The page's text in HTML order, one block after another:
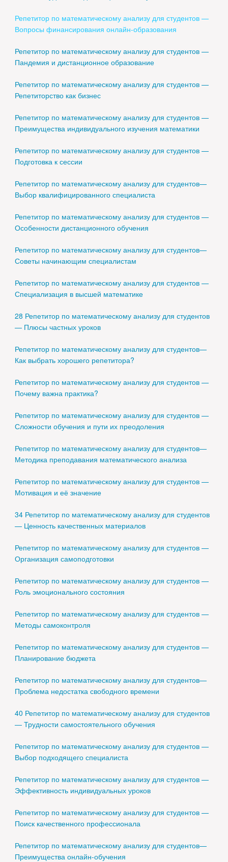
Репетитор по математическому анализу для студентов —
Вопросы финансирования онлайн-образования
Репетитор по математическому анализу для студентов —
Пандемия и дистанционное образование
Репетитор по математическому анализу для студентов —
Репетиторство как бизнес
Репетитор по математическому анализу для студентов —
Преимущества индивидуального изучения математики
Репетитор по математическому анализу для студентов —
Подготовка к сессии
Репетитор по математическому анализу для студентов—
Выбор квалифицированного специалиста
Репетитор по математическому анализу для студентов —
Особенности дистанционного обучения
Репетитор по математическому анализу для студентов—
Советы начинающим специалистам
Репетитор по математическому анализу для студентов —
Специализация в высшей математике
28 Репетитор по математическому анализу для студентов
— Плюсы частных уроков
Репетитор по математическому анализу для студентов—
Как выбрать хорошего репетитора?
Репетитор по математическому анализу для студентов —
Почему важна практика?
Репетитор по математическому анализу для студентов —
Сложности обучения и пути их преодоления
Репетитор по математическому анализу для студентов—
Методика преподавания математического анализа
Репетитор по математическому анализу для студентов —
Мотивация и её значение
34 Репетитор по математическому анализу для студентов
— Ценность качественных материалов
Репетитор по математическому анализу для студентов —
Организация самоподготовки
Репетитор по математическому анализу для студентов —
Роль эмоционального состояния
Репетитор по математическому анализу для студентов —
Методы самоконтроля
Репетитор по математическому анализу для студентов —
Планирование бюджета
Репетитор по математическому анализу для студентов—
Проблема недостатка свободного времени
40 Репетитор по математическому анализу для студентов
— Трудности самостоятельного обучения
Репетитор по математическому анализу для студентов —
Выбор подходящего специалиста
Репетитор по математическому анализу для студентов —
Эффективность индивидуальных уроков
Репетитор по математическому анализу для студентов —
Поиск качественного профессионала
Репетитор по математическому анализу для студентов—
Преимущества онлайн-обучения